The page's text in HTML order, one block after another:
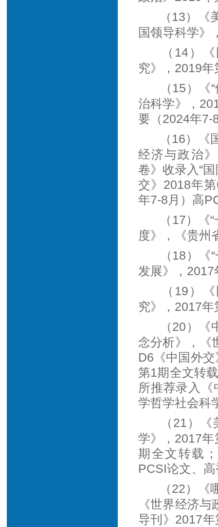
（13）
国领导科学》
（14）
究》，2019
（15）
治科学》，
要（2024年7-
（16）
经济与政治
卷》收录入“
交》2018年
年7-8月）高
（17）
度》，《贵州
（18）
发展》，2017
（19）
究》，2017年
（20）
念分析》，《
D6《中国外
第1期全文转
所推荐录入
学哲学社会科
（21）
学》，2017
期全文转载
PCSI论文、
（22）
《世界经济
导刊》2017